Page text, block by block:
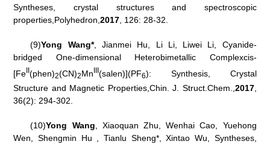
Syntheses, crystal structures and spectroscopic
properties, Polyhedron ,2017 , 126: 28-32.
(9)Yong Wang*, Jianmei Hu, Li Li, Liwei Li, Cyanide-
bridged One-dimensional Heterobimetallic Complexcis-
[FeII(phen)2(CN)2MnIII(salen)](PF6): Synthesis, Crystal
Structure and Magnetic Properties,Chin. J. Struct.Chem.,2017,
36(2): 294-302.
(10)Yong Wang, Xiaoquan Zhu, Wenhai Cao, Yuehong
Wen, Shengmin Hu , Tianlu Sheng*, Xintao Wu, Syntheses,